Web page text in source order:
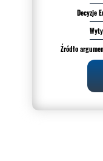
Decyzje
Źródło